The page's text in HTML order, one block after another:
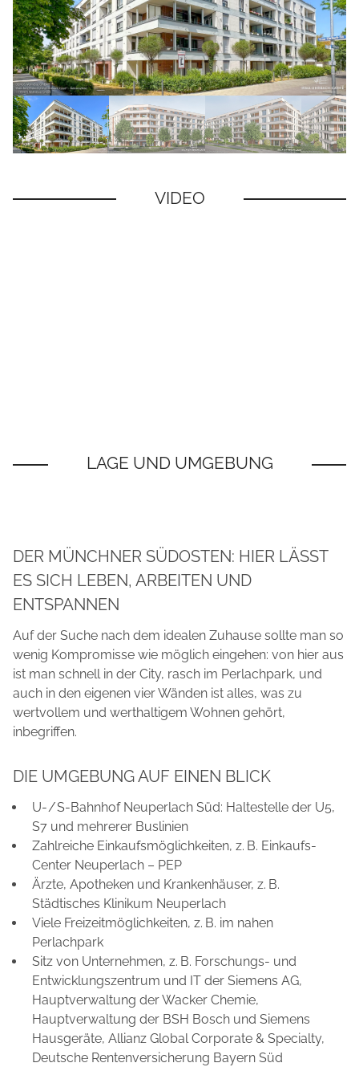
DER MÜNCHNER SÜDOSTEN: HIER LÄSST
ES SICH LEBEN, ARBEITEN UND
ENTSPANNEN
Auf der Suche nach dem idealen Zuhause sollte man so
wenig Kompromisse wie möglich eingehen: von hier aus
ist man schnell in der City, rasch im Perlachpark, und
auch in den eigenen vier Wänden ist alles, was zu
wertvollem und werthaltigem Wohnen gehört,
inbegriffen.
DIE UMGEBUNG AUF EINEN BLICK
U- / S-Bahnhof Neuperlach Süd: Haltestelle der U5,
S7 und mehrerer Buslinien
Zahlreiche Einkaufsmöglichkeiten, z. B. Einkaufs-
Center Neuperlach – PEP
Ärzte, Apotheken und Krankenhäuser, z. B.
Städtisches Klinikum Neuperlach
Viele Freizeitmöglichkeiten, z. B. im nahen
Perlachpark
Sitz von Unternehmen, z. B. Forschungs- und
Entwicklungszentrum und IT der Siemens AG,
Hauptverwaltung der Wacker Chemie,
Hauptverwaltung der BSH Bosch und Siemens
Hausgeräte, Allianz Global Corporate & Specialty,
Deutsche Rentenversicherung Bayern Süd